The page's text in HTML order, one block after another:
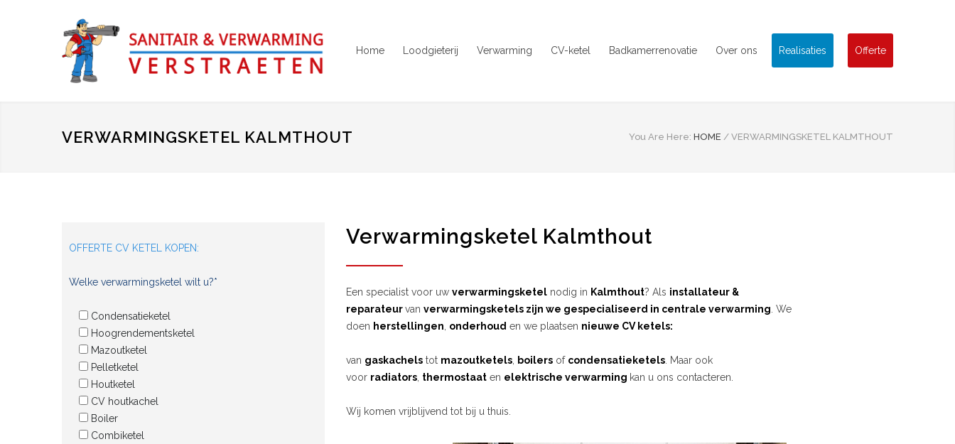
Home Loodgieterij Verwarming CV-ketel Badkamerrenovatie Over ons Realisaties Offerte
VERWARMINGSKETEL KALMTHOUT You Are Here: HOME / VERWARMINGSKETEL KALMTHOUT
OFFERTE CV KETEL KOPEN:
Welke verwarmingsketel wilt u?*
Condensatieketel
Hoogrendementsketel
Mazoutketel
Pelletketel
Houtketel
CV houtkachel
Boiler
Combiketel
Verwarmingsketel Kalmthout
Een specialist voor uw verwarmingsketel nodig in Kalmthout? Als installateur &
reparateurvan verwarmingsketels zijn we gespecialiseerd in centrale verwarming . We
doen herstellingen onderhoud en we plaatsen nieuwe CV ketels:
van gaskachels tot mazoutketels boilers of condensatieketels . Maar ook
voor radiators thermostaat en elektrische verwarming kan u ons contacteren.
Wij komen vrijblijvend tot bij u thuis.